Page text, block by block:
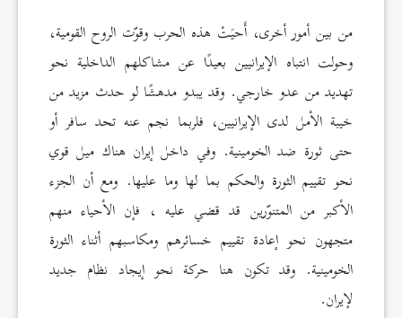
من بين أمور أخرى، أَحيَتْ هذه الحرب وقوّت الروح القومية،
وحولت انتباه الإيرانيين بعيدًا عن مشاكلهم الداخلية نحو
تهدید من عدو خارجي. وقد يبدو مدهشًا لو حدث مزيد من
خيبة الأمل لدى الإيرانيين، فلربما نجم عنه تحد سافر أو
حتى ثورة ضد الخومينية. وفي داخل إيران هناك ميل قوي
نحو تقییم الثورة والحكم بما لها وما عليها. ومع أن الجزء
الأكبر من المتنوّرين قد قضي عليه ، فإن الأحياء منهم
متجهون نحو إعادة تقييم خسائرهم ومكاسبهم أثناء الثورة
الخومينية. وقد تكون هنا حركة نحو إيجاد نظام جديد
لإيران.